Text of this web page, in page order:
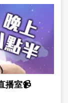
播室📹